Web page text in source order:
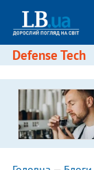
Defense Tech